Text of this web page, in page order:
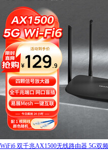
WiFi6 双千兆AX1500无线路由器 5G双